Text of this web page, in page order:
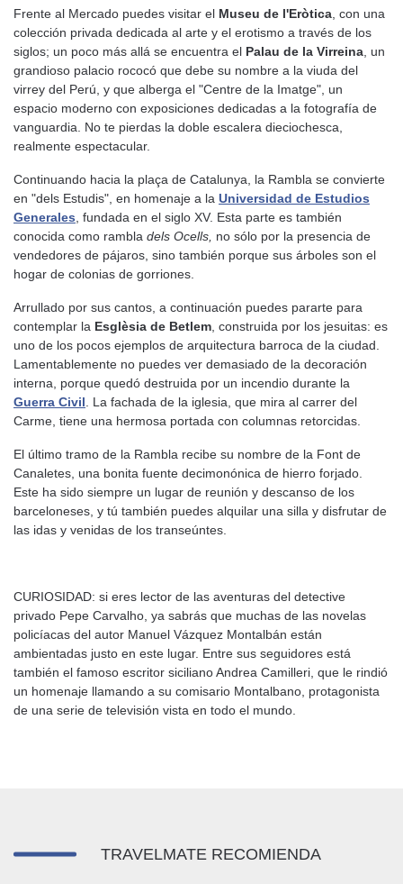
Frente al Mercado puedes visitar el Museu de l'Eròtica , con una
colección privada dedicada al arte y el erotismo a través de los
siglos; un poco más allá se encuentra el Palau de la Virreina , un
grandioso palacio rococó que debe su nombre a la viuda del
virrey del Perú, y que alberga el "Centre de la Imatge", un
espacio moderno con exposiciones dedicadas a la fotografía de
vanguardia. No te pierdas la doble escalera dieciochesca,
realmente espectacular.
Continuando hacia la plaça de Catalunya, la Rambla se convierte
en "dels Estudis", en homenaje a la Universidad de Estudios
Generales , fundada en el siglo XV. Esta parte es también
conocida como rambla dels Ocells, no sólo por la presencia de
vendedores de pájaros, sino también porque sus árboles son el
hogar de colonias de gorriones.
Arrullado por sus cantos, a continuación puedes pararte para
contemplar la Esglèsia de Betlem , construida por los jesuitas: es
uno de los pocos ejemplos de arquitectura barroca de la ciudad.
Lamentablemente no puedes ver demasiado de la decoración
interna, porque quedó destruida por un incendio durante la
Guerra Civil . La fachada de la iglesia, que mira al carrer del
Carme, tiene una hermosa portada con columnas retorcidas.
El último tramo de la Rambla recibe su nombre de la Font de
Canaletes, una bonita fuente decimonónica de hierro forjado.
Este ha sido siempre un lugar de reunión y descanso de los
barceloneses, y tú también puedes alquilar una silla y disfrutar de
las idas y venidas de los transeúntes.
CURIOSIDAD: si eres lector de las aventuras del detective
privado Pepe Carvalho, ya sabrás que muchas de las novelas
policíacas del autor Manuel Vázquez Montalbán están
ambientadas justo en este lugar. Entre sus seguidores está
también el famoso escritor siciliano Andrea Camilleri, que le rindió
un homenaje llamando a su comisario Montalbano, protagonista
de una serie de televisión vista en todo el mundo.
TRAVELMATE RECOMIENDA